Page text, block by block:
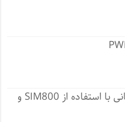
ساخت مسیریاب مکانی با استفاده از SIM800 و